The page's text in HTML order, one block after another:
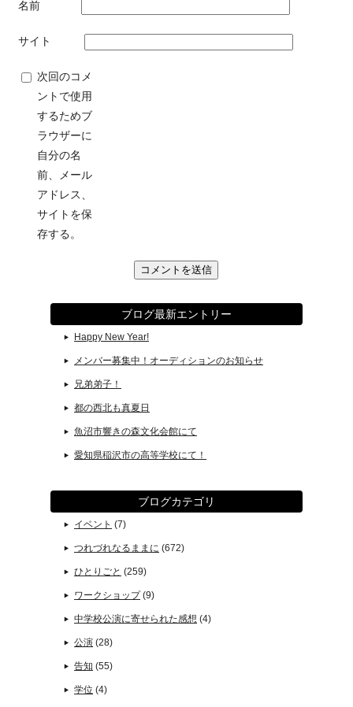
名前
サイト
次回のコメ
ントで使用
するためブ
ラウザーに
自分の名
前、メール
アドレス、
サイトを保
存する。
ブログ最新エントリー
Happy New Year!
メンバー募集中！オーディションのお知らせ
兄弟弟子！
都の西北も真夏日
魚沼市響きの森文化会館にて
愛知県稲沢市の高等学校にて！
ブログカテゴリ
イベント (7)
つれづれなるままに (672)
ひとりごと (259)
ワークショップ(9)
中学校公演に寄せられた感想 (4)
公演 (28)
告知 (55)
学位 (4)